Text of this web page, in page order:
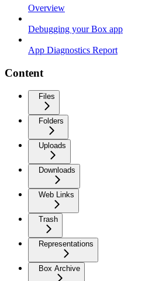
Overview
Debugging your Box app
App Diagnostics Report
Content
Files
Folders
Uploads
Downloads
Web Links
Trash
Representations
Box Archive